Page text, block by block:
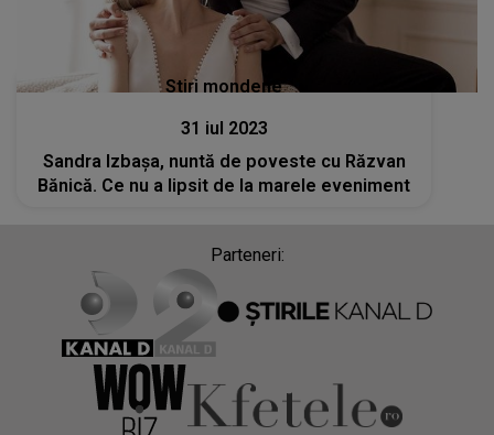
Stiri mondene
31 iul 2023
Sandra Izbașa, nuntă de poveste cu Răzvan
Bănică. Ce nu a lipsit de la marele eveniment
Parteneri: